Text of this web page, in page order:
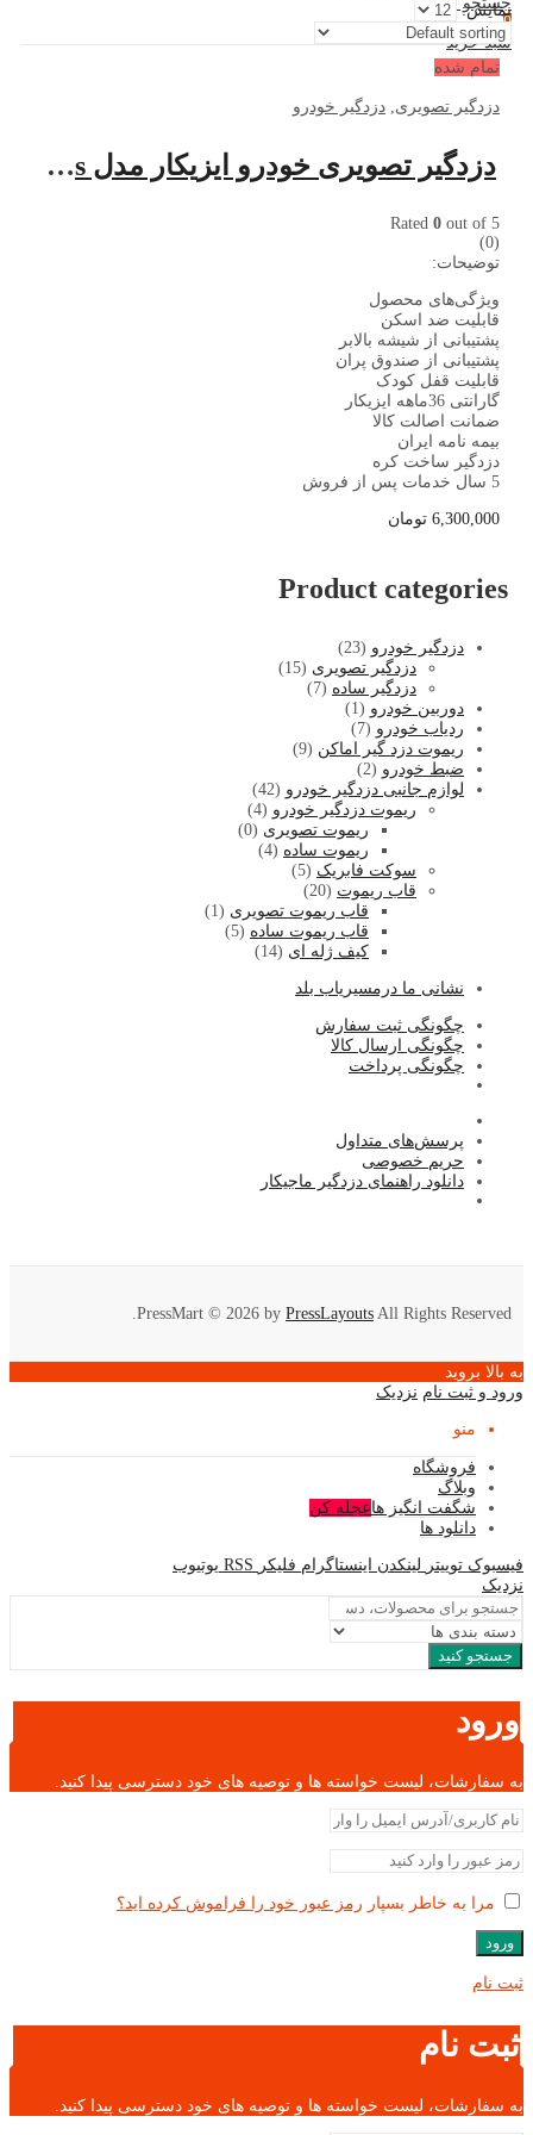
0
سبد خرید
نمایش:
تمام شده
دزدگیر تصویری دزدگیر خودرو
دزدگیر تصویری خودرو ایزیکار مدل X1 plus
Rated 0 out of 5
(0)
توضیحات:
ویژگی‌های محصول
قابلیت ضد اسکن
پشتیبانی از شیشه بالابر
پشتیبانی از صندوق پران
قابلیت قفل کودک
گارانتی 36ماهه ایزیکار
ضمانت اصالت کالا
بیمه نامه ایران
دزدگیر ساخت کره
5 سال خدمات پس از فروش
6,300,000 تومان
Product categories
دزدگیر خودرو (23)
دزدگیر تصویری (15)
دزدگیر ساده (7)
دوربین خودرو (1)
ردیاب خودرو (7)
ریموت دزد گیر اماکن (9)
ضبط خودرو (2)
لوازم جانبی دزدگیر خودرو (42)
ریموت دزدگیر خودرو (4)
ریموت تصویری (0)
ریموت ساده (4)
سوکت فابریک (5)
قاب ریموت (20)
قاب ریموت تصویری (1)
قاب ریموت ساده (5)
کیف ژله ای (14)
نشانی ما درمسیریاب بلد
چگونگی ثبت سفارش
چگونگی ارسال کالا
چگونگی پرداخت
پرسش‌های متداول
حریم خصوصی
دانلود راهنمای دزدگیر ماجیکار
PressMart © 2026 by PressLayouts All Rights Reserved.
به بالا بروید
ورود و ثبت نام نزدیک
منو
فروشگاه
وبلاگ
شگفت انگیز هاعجله کن
دانلود ها
فیسبوک توییتر لینکدن اینستاگرام فلیکر RSS یوتیوب
نزدیک
جستجو کنید
ورود
به سفارشات، لیست خواسته ها و توصیه های خود دسترسی پیدا کنید.
مرا به خاطر بسپار رمز عبور خود را فراموش کرده اید؟
ورود
ثبت نام
ثبت نام
به سفارشات، لیست خواسته ها و توصیه های خود دسترسی پیدا کنید.